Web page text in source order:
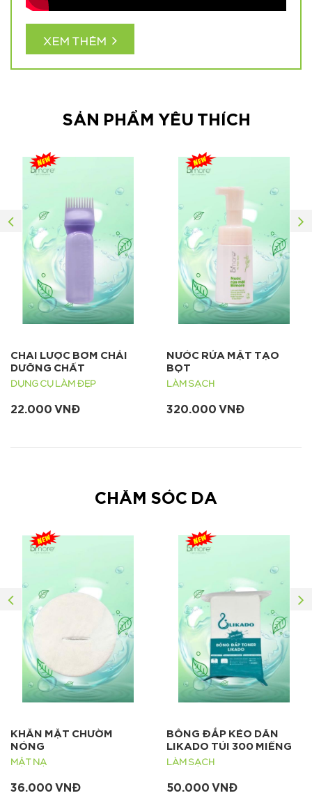
XEM THÊM
SẢN PHẨM YÊU THÍCH
CHAI LƯỢC BƠM CHẢI
DƯỠNG CHẤT
DỤNG CỤ LÀM ĐẸP
22.000 VNĐ
NƯỚC RỬA MẶT TẠO
BỌT
LÀM SẠCH
320.000 VNĐ
CHĂM SÓC DA
KHĂN MẶT CHƯỜM
NÓNG
MẶT NẠ
36.000 VNĐ
BÔNG ĐẮP KÉO DÃN
LIKADO TÚI 300 MIẾNG
LÀM SẠCH
50.000 VNĐ